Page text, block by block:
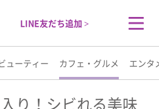
LINE友だち追加 >
ューティー カフェ・グルメ エンタ
り！シビれる美味